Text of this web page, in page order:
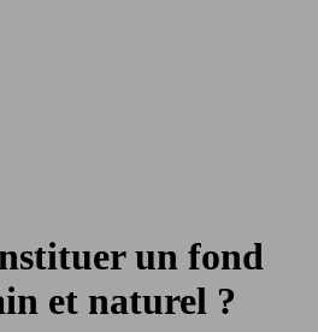
un fond
et naturel ?